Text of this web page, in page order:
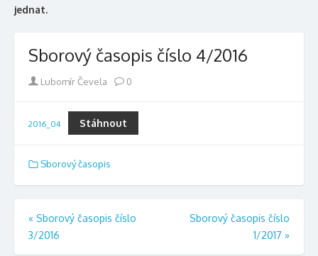
jednat.
Sborový časopis číslo 4/2016
Author
Lubomír Čevela 0
2016_04 Stáhnout
Sborový časopis
Navigace
pro
« Sborový časopis číslo
3/2016
Sborový časopis číslo
1/2017 »